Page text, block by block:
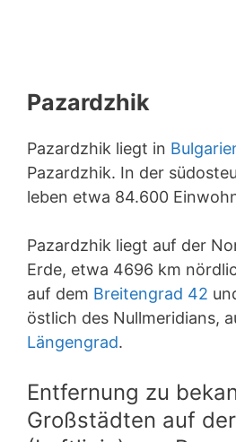
Pazardzhik
Pazardzhik liegt in
Pazardzhik. In der
leben etwa 84.600
Pazardzhik liegt auf der
Erde, etwa 4696 km
auf dem Breitengrad 42
östlich des Nullmeridians,
Längengrad.
Entfernung zu
Großstädten auf